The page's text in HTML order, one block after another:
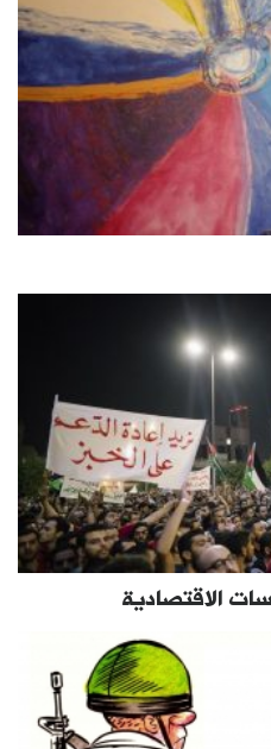
الاقتصادية